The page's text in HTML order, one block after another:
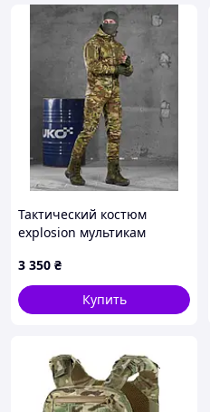
Тактический костюм
explosion мультикам
3 350 ₴
Купить